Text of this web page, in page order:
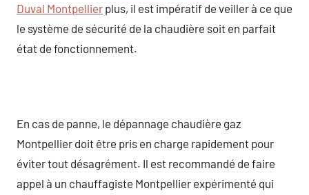
Duval Montpellier plus, il est impératif de veiller à ce que
le système de sécurité de la chaudière soit en parfait
état de fonctionnement.
En cas de panne, le dépannage chaudière gaz
Montpellier doit être pris en charge rapidement pour
éviter tout désagrément. Il est recommandé de faire
appel à un chauffagiste Montpellier expérimenté qui